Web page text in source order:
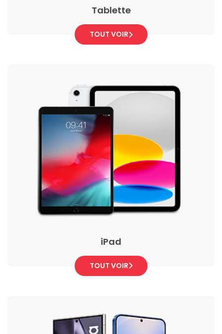
Tablette
TOUT VOIR
iPad
TOUT VOIR